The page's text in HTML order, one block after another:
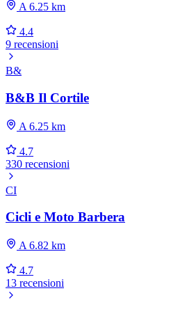
A 6.25 km
4.4
9 recensioni
B&
B&B Il Cortile
A 6.25 km
4.7
330 recensioni
CI
Cicli e Moto Barbera
A 6.82 km
4.7
13 recensioni